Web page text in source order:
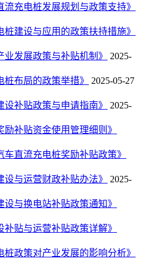
流充电桩发展规划与政策支持》
桩建设与应用的政策扶持措施》
业发展政策与补贴机制》
2025-
桩布局的政策举措》
2025-05-27
设补贴政策与申请指南》
2025-
励补贴资金使用管理细则》
车直流充电桩奖励补贴政策》
设与运营财政补贴办法》
2025-
设与换电站补贴政策通知》
补贴与运营补贴政策详解》
桩政策对产业发展的影响分析》